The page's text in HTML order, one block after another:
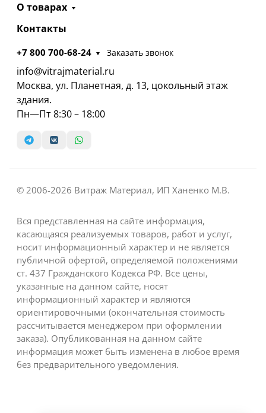
О товарах
Контакты
+7 800 700-68-24 Заказать звонок
info@vitrajmaterial.ru
Москва, ул. Планетная, д. 13, цокольный этаж
здания.
Пн—Пт 8:30 – 18:00
© 2006-2026 Витраж Материал, ИП Ханенко М.В.
Вся представленная на сайте информация,
касающаяся реализуемых товаров, работ и услуг,
носит информационный характер и не является
публичной офертой, определяемой положениями
ст. 437 Гражданского Кодекса РФ. Все цены,
указанные на данном сайте, носят
информационный характер и являются
ориентировочными (окончательная стоимость
рассчитывается менеджером при оформлении
заказа). Опубликованная на данном сайте
информация может быть изменена в любое время
без предварительного уведомления.